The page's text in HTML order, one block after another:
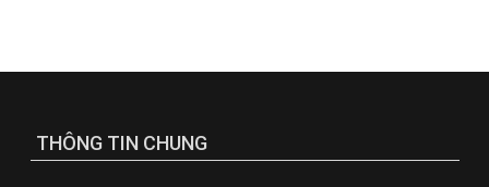
THÔNG TIN CHUNG